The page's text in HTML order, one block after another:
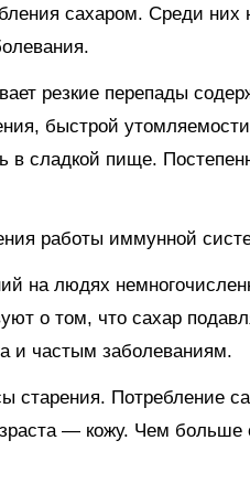
сахаром. Среди
резкие перепады
быстрой
в сладкой пище.
работы иммунной
на людях
о том, что сахар
и частым заболеваниям.
старения. Потребление
— кожу. Чем больше